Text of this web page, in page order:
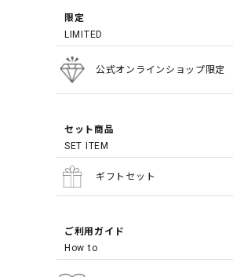
限定
LIMITED
公式オンラインショップ限定
セット商品
SET ITEM
ギフトセット
ご利用ガイド
How to